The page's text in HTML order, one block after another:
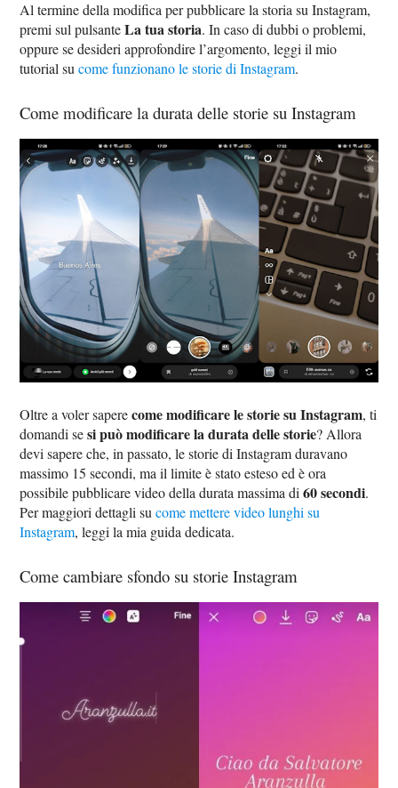
Al termine della modifica per pubblicare la storia su Instagram,
premi sul pulsanteLa tua storia. In caso di dubbi o problemi,
oppure se desideri approfondire l’argomento, leggi il mio
tutorial sucome funzionano le storie di Instagram.
Come modificare la durata delle storie su Instagram
Oltre a voler saperecome modificare le storie su Instagram, ti
domandi sesi può modificare la durata delle storie? Allora
devi sapere che, in passato, le storie di Instagram duravano
massimo 15 secondi, ma il limite è stato esteso ed è ora
possibile pubblicare video della durata massima di60 secondi.
Per maggiori dettagli sucome mettere video lunghi su
Instagram, leggi la mia guida dedicata.
Come cambiare sfondo su storie Instagram